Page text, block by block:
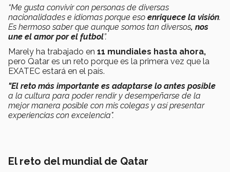
“Me gusta convivir con personas de diversas
nacionalidades e idiomas porque eso enriquece la visión.
Es hermoso saber que aunque somos tan diversos, nos
une el amor por el futbol”.
Marely ha trabajado en 11 mundiales hasta ahora,
pero Qatar es un reto porque es la primera vez que la
EXATEC estará en el país.
"El reto más importante es adaptarse lo antes posible
a la cultura para poder rendir y desempeñarse de la
mejor manera posible con mis colegas y así presentar
experiencias con excelencia".
El reto del mundial de Qatar